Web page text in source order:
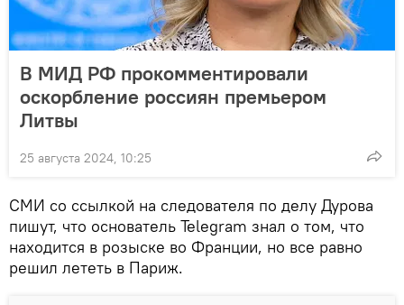
В МИД РФ прокомментировали
оскорбление россиян премьером
Литвы
25 августа 2024, 10:25
СМИ со ссылкой на следователя по делу Дурова
пишут, что основатель Telegram знал о том, что
находится в розыске во Франции, но все равно
решил лететь в Париж.